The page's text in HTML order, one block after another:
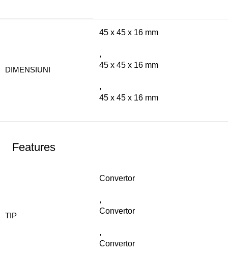
DIMENSIUNI
45 x 45 x 16 mm
,
45 x 45 x 16 mm
,
45 x 45 x 16 mm
Features
TIP
Convertor
,
Convertor
,
Convertor